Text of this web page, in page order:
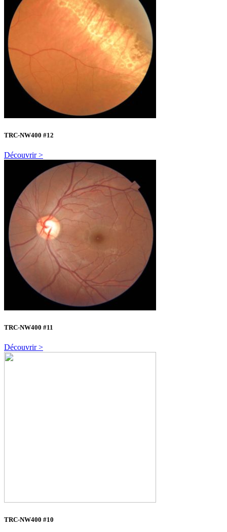
TRC-NW400 #12
Découvrir >
TRC-NW400 #11
Découvrir >
TRC-NW400 #10